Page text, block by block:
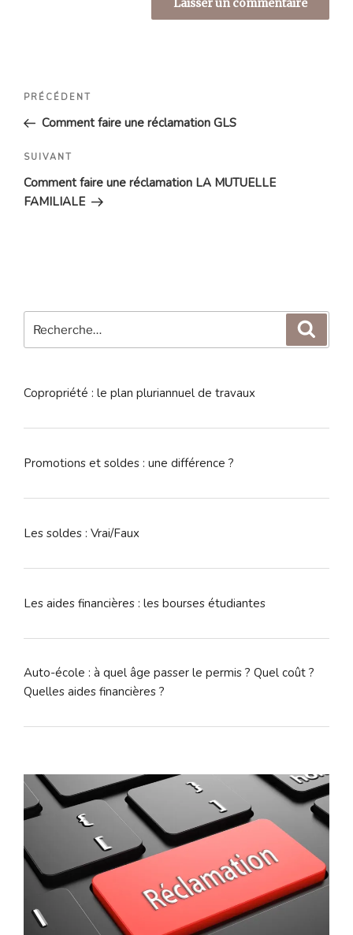
Navigation
l’article
Article
précédent
PRÉCÉDENT
Comment faire une réclamation GLS
Article
suivant
SUIVANT
Comment faire une réclamation LA MUTUELLE
FAMILIALE
pour
Copropriété : le plan pluriannuel de travaux
Promotions et soldes : une différence ?
Les soldes : Vrai/Faux
Les aides financières : les bourses étudiantes
Auto-école : à quel âge passer le permis ? Quel coût ?
Quelles aides financières ?